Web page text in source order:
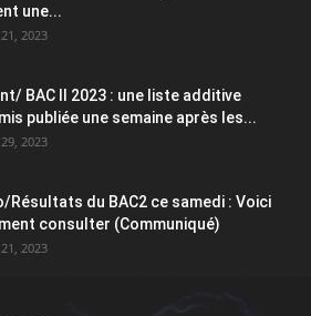
une...
2023
BAC II 2023 : une liste additive
publiée une semaine après les...
2023
Résultats du BAC2 ce samedi : Voici
consulter (Communiqué)
2023